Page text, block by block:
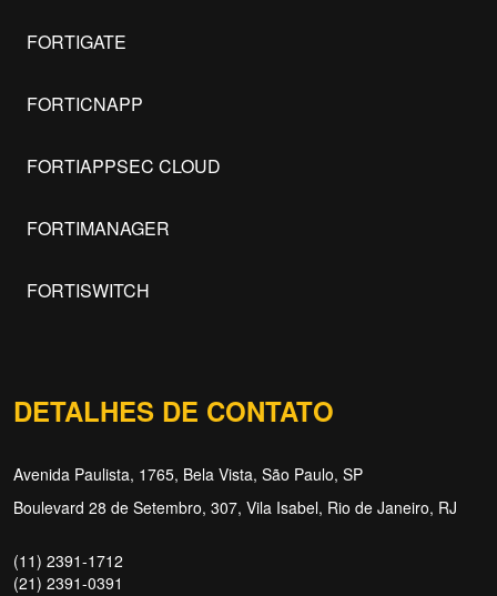
FORTIGATE
FORTICNAPP
FORTIAPPSEC CLOUD
FORTIMANAGER
FORTISWITCH
DETALHES DE CONTATO
Avenida Paulista, 1765, Bela Vista, São Paulo, SP
Boulevard 28 de Setembro, 307, Vila Isabel, Rio de Janeiro, RJ
(11) 2391-1712
(21) 2391-0391